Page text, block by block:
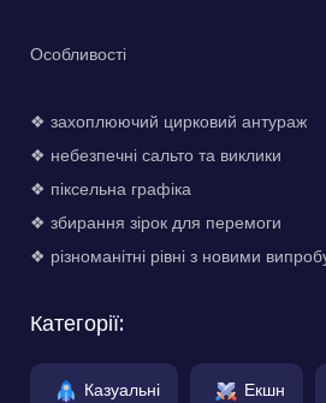
Особливості
❖ захоплюючий цирковий антураж
❖ небезпечні сальто та виклики
❖ піксельна графіка
❖ збирання зірок для перемоги
❖ різноманітні рівні з новими
Категорії:
Казуальні Екшн